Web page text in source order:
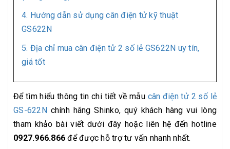
4. Hướng dẫn sử dụng cân điện tử kỹ thuật
GS622N
5. Địa chỉ mua cân điện tử 2 số lẻ GS622N uy tín,
giá tốt
Để tìm hiểu thông tin chi tiết về mẫu cân điện tử 2 số lẻ
GS-622Nchính hãng Shinko, quý khách hàng vui lòng
tham khảo bài viết dưới đây hoặc liên hệ đến hotline
0927.966.866 để được hỗ trợ tư vấn nhanh nhất.